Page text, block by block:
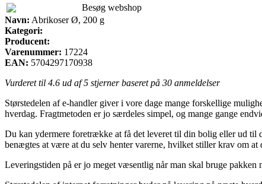
Besøg webshop
Navn: Abrikoser Ø, 200 g
Kategori:
Producent:
Varenummer: 17224
EAN: 5704297170938
Vurderet til 4.6 ud af 5 stjerner baseret på 30 anmeldelser
Størstedelen af e-handler giver i vore dage mange forskellige
hverdag. Fragtmetoden er jo særdeles simpel, og mange gange
Du kan ydermere foretrække at få det leveret til din bolig eller ud til
benægtes at være at du selv henter varerne, hvilket stiller krav om
Leveringstiden på er jo meget væsentlig når man skal bruge pakken